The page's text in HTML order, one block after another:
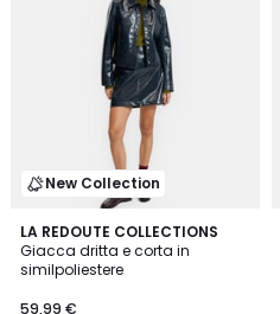
New Collection
LA REDOUTE COLLECTIONS
Giacca dritta e corta in
similpoliestere
59,99 €